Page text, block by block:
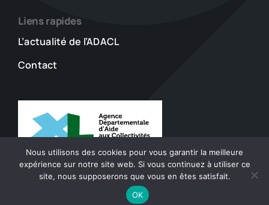
Liens rapides
L’actualité de l’ADACL
Contact
© 2023 - 2026 ADACL • Tout droits réservés •Mentions
Accessibilité
Nous utilisons des cookies pour vous garantir la meilleure
expérience sur notre site web. Si vous continuez à utiliser ce
site, nous supposerons que vous en êtes satisfait.
OK